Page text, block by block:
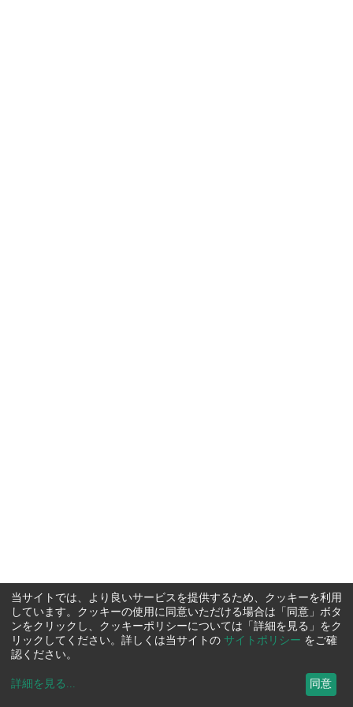
当サイトでは、より良いサービスを提供するため、クッキーを利用
しています。クッキーの使用に同意いただける場合は「同意」ボタ
ンをクリックし、クッキーポリシーについては「詳細を見る」をク
リックしてください。詳しくは当サイトの サイトポリシー をご確
認ください。
詳細を見る ... 同意